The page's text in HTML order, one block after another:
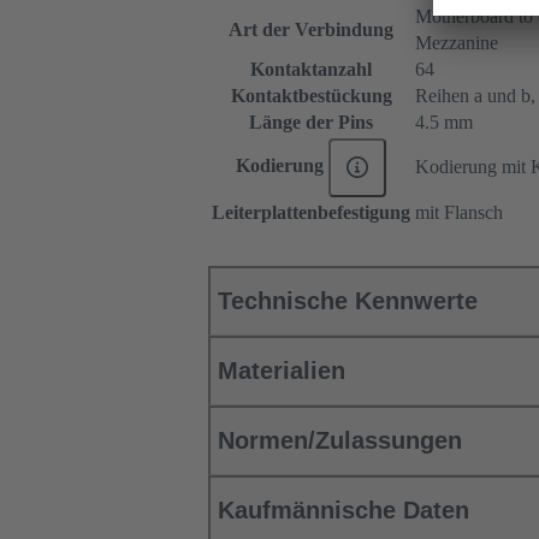
Art der Verbindung
Motherboard to
Mezzanine
Kontaktanzahl
64
Kontaktbestückung
Reihen a und
Länge der Pins
4.5 mm
Kodierung Kodierung mit
Leiterplattenbefestigung mit Flansch
Technische Kennwerte
Materialien
Normen/Zulassungen
Kaufmännische Daten